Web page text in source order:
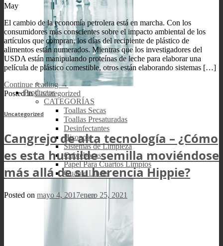
Productos
CATEGORÍAS
Toallas Secas
Toallas Presaturadas
Desinfectantes
Hisopos
Sistemas de Limpieza
Cubrebocas
Papel Para Cuartos Limpios
Guante Liners
May
El cambio de la economía petrolera está en marcha. Con los
consumidores más conscientes sobre el impacto ambiental de los
artículos que compran, los días del recipiente de plástico de
alimentos están numerados. Mientras que los investigadores del
USDA están manipulando proteínas de leche para elaborar una
película de plástico comestible, otros están elaborando sistemas […]
Continue reading→
Posted inUncategorized
Uncategorized
Cangrejo de alta tecnología – ¿Cómo
es esta humilde semilla moviéndose
más allá de su herencia Hippie?
Posted on mayo 4, 2017enero 25, 2021